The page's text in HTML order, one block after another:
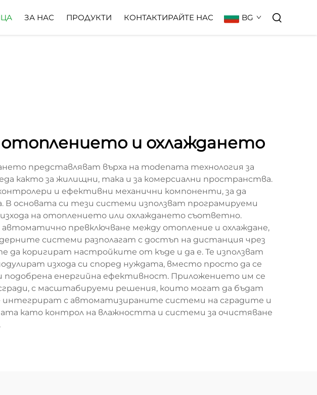
ЗА НАС ПРОДУКТИ КОНТАКТИРАЙТЕ НАС BG
и охлаждането
представляват върха на modenата технология за
както за жилищни, така и за комерсиални пространства.
и ефективни механични компоненти, за да
основата си тези системи използват програмируеми
на отоплението или охлаждането съответно.
превключване между отопление и охлаждане,
системи разполагат с достъп на дистанция чрез
коригират настройките от къде и да е. Те използват
изхода си според нуждата, вместо просто да се
енергийна ефективност. Приложението им се
с масштабируеми решения, които могат да бъдат
интегрират с автоматизираните системи на сградите и
като контрол на влажността и системи за очистяване